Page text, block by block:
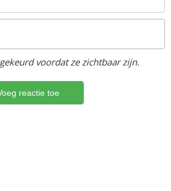
voordat ze zichtbaar zijn.